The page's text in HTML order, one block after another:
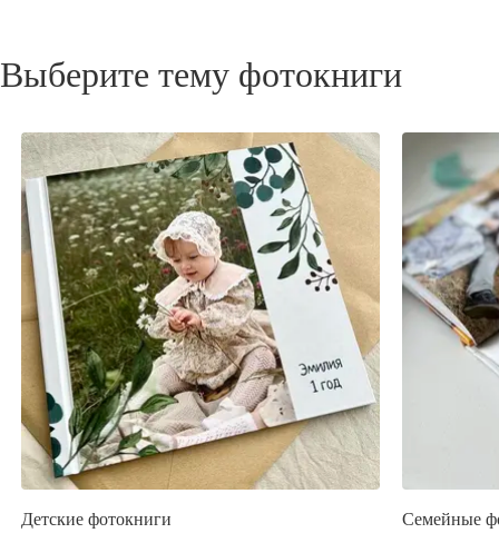
Выберите тему фотокниги
Детские фотокниги Семейные